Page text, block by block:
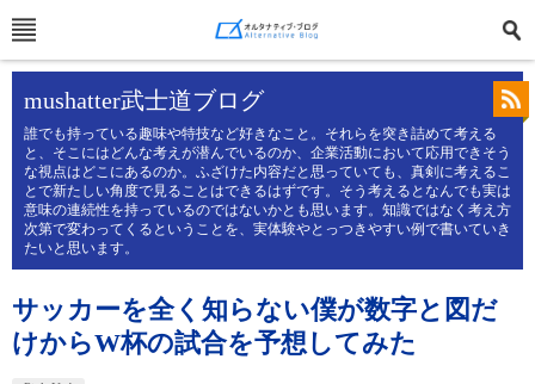
mushatter武士道ブログ
誰でも持っている趣味や特技など好きなこと。それらを突き詰めて考える
と、そこにはどんな考えが潜んでいるのか、企業活動において応用できそう
な視点はどこにあるのか。ふざけた内容だと思っていても、真剣に考えるこ
とで新たしい角度で見ることはできるはずです。そう考えるとなんでも実は
意味の連続性を持っているのではないかとも思います。知識ではなく考え方
次第で変わってくるということを、実体験やとっつきやすい例で書いていき
たいと思います。
サッカーを全く知らない僕が数字と図だ
けからW杯の試合を予想してみた